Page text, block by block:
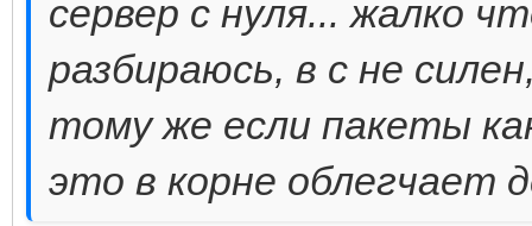
сервер с нуля... жалко
разбираюсь, в с не
тому же если пакеты
это в корне облегчает